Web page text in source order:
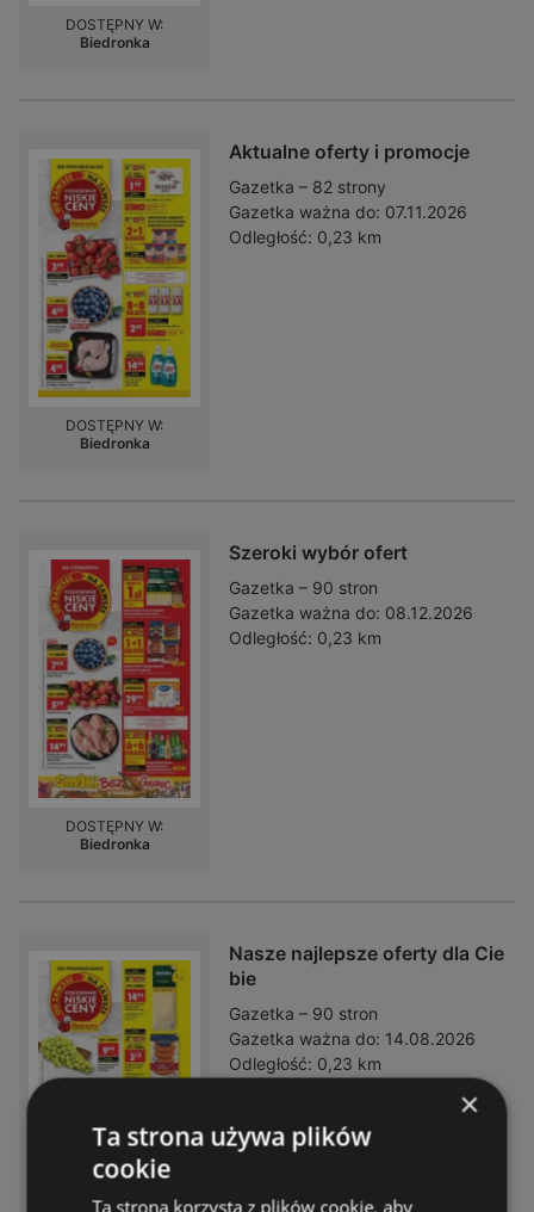
DOSTĘPNY W:
Biedronka
Aktualne oferty i promocje
Gazetka – 82 strony
Gazetka ważna do: 07.11.2026
Odległość: 0,23 km
DOSTĘPNY W:
Biedronka
Szeroki wybór ofert
Gazetka – 90 stron
Gazetka ważna do: 08.12.2026
Odległość: 0,23 km
DOSTĘPNY W:
Biedronka
Nasze najlepsze oferty dla Cie
bie
Gazetka – 90 stron
Gazetka ważna do: 14.08.2026
Odległość: 0,23 km
×
Ta strona używa plików
cookie
Ta strona korzysta z plików cookie, aby